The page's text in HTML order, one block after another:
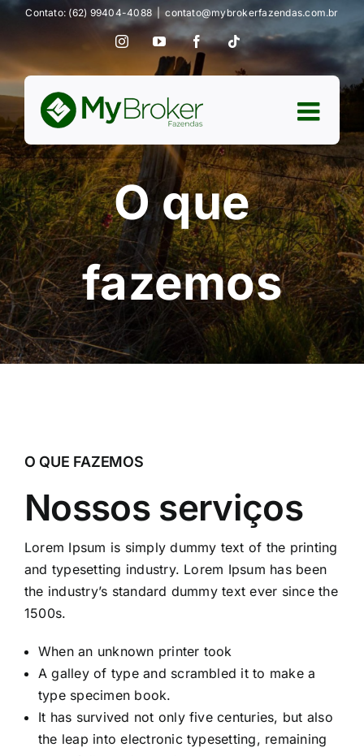
o
conteúdo
Contato: (62) 99404-4088 contato@mybrokerfazendas.com.br
InstagramYouTubeFacebookTiktok
O que
fazemos
O QUE FAZEMOS
Nossos serviços
Lorem Ipsum is simply dummy text of the printing
and typesetting industry. Lorem Ipsum has been
the industry’s standard dummy text ever since the
1500s.
When an unknown printer took
A galley of type and scrambled it to make a
type specimen book.
It has survived not only five centuries, but also
the leap into electronic typesetting, remaining